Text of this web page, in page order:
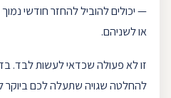
— יכולים להוביל להחזר חודשי
או לשניהם.
זו לא פעולה שכדאי לעשות לבד.
להחלטה שגויה שתעלה לכם ביוקר